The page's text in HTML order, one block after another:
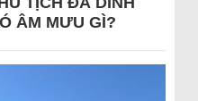
ÂM MƯU GÌ?